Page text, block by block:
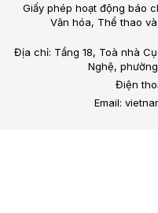
Giấy phép hoạt động báo
Văn hóa, Thể thao
Địa chỉ: Tầng 18, Toà nhà
Nghệ,
Điện
Email: